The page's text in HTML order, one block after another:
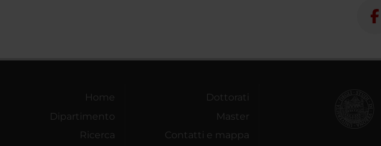
Home
Dipartimento
Ricerca
Dottorati
Master
Contatti e mappa